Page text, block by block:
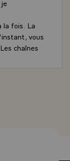
la fois. La
vous
chaînes
une
musique, de
les
dans les
dans les
Paris-Biarritz